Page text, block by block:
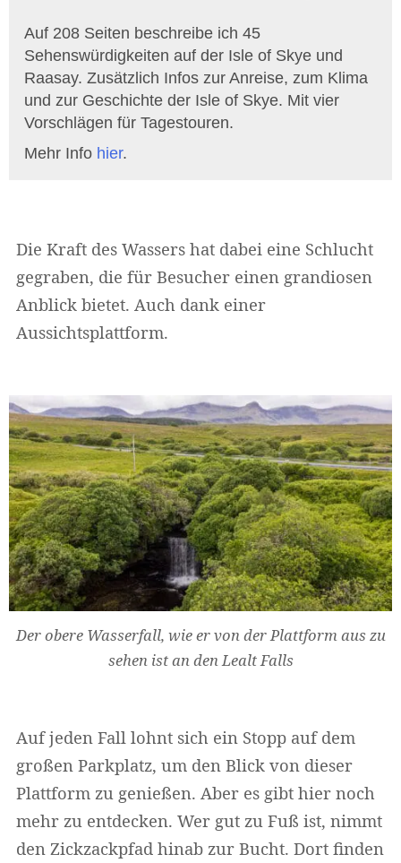
Auf 208 Seiten beschreibe ich 45
Sehenswürdigkeiten auf der Isle of Skye und
Raasay. Zusätzlich Infos zur Anreise, zum Klima
und zur Geschichte der Isle of Skye. Mit vier
Vorschlägen für Tagestouren.
Mehr Info hier.
Die Kraft des Wassers hat dabei eine Schlucht
gegraben, die für Besucher einen grandiosen
Anblick bietet. Auch dank einer
Aussichtsplattform.
Der obere Wasserfall, wie er von der Plattform aus zu
sehen ist an den Lealt Falls
Auf jeden Fall lohnt sich ein Stopp auf dem
großen Parkplatz, um den Blick von dieser
Plattform zu genießen. Aber es gibt hier noch
mehr zu entdecken. Wer gut zu Fuß ist, nimmt
den Zickzackpfad hinab zur Bucht. Dort finden